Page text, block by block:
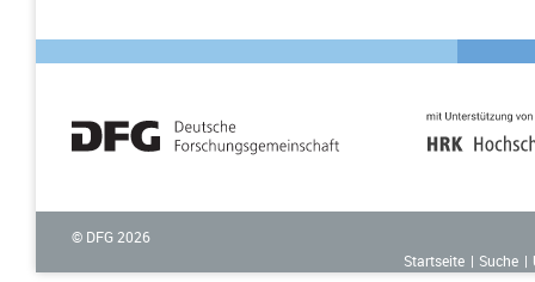
© DFG 2026
Startseite
Suche